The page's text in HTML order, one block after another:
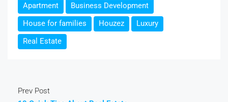
Apartment
Business Development
House for families
Houzez
Luxury
Real Estate
Prev Post